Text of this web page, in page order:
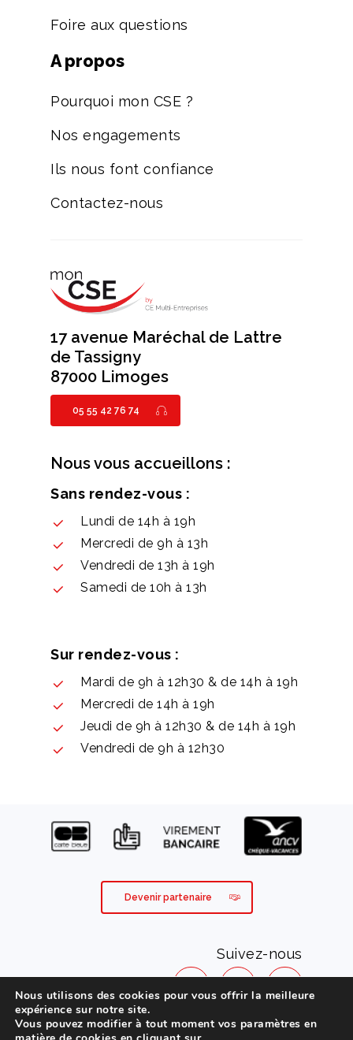
Foire aux questions
A propos
Pourquoi mon CSE ?
Nos engagements
Ils nous font confiance
Contactez-nous
17 avenue Maréchal de Lattre
de Tassigny
87000 Limoges
05 55 42 76 74
Nous vous accueillons :
Sans rendez-vous :
Lundi de 14h à 19h
Mercredi de 9h à 13h
Vendredi de 13h à 19h
Samedi de 10h à 13h
Sur rendez-vous :
Mardi de 9h à 12h30 & de 14h à 19h
Mercredi de 14h à 19h
Jeudi de 9h à 12h30 & de 14h à 19h
Vendredi de 9h à 12h30
Devenir partenaire
Suivez-nous
Mentions légales
Nous utilisons des cookies pour vous offrir la meilleure
expérience sur notre site.
Vous pouvez modifier à tout moment vos paramètres en